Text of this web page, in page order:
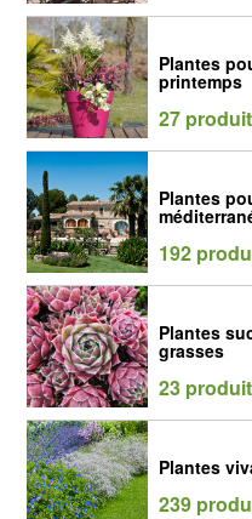
Plantes
printemps
27
Plantes
192
Plantes
grasses
23
Plantes
239